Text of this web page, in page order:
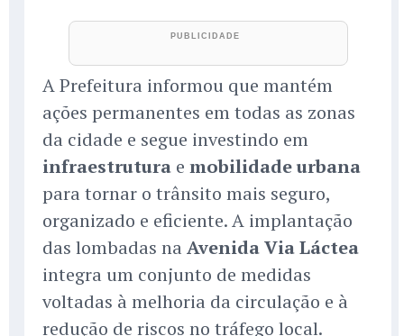
A Prefeitura informou que mantém
ações permanentes em todas as zonas
da cidade e segue investindo em
infraestrutura e mobilidade urbana
para tornar o trânsito mais seguro,
organizado e eficiente. A implantação
das lombadas na Avenida Via Láctea
integra um conjunto de medidas
voltadas à melhoria da circulação e à
redução de riscos no tráfego local.